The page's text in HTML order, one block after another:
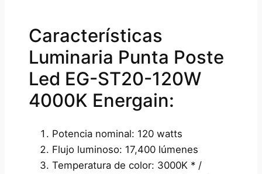
Características
Luminaria Punta Poste
Led EG-ST20-120W
4000K Energain:
Potencia nominal: 120 watts
Flujo luminoso: 17,400 lúmenes
Temperatura de color: 3000K * /